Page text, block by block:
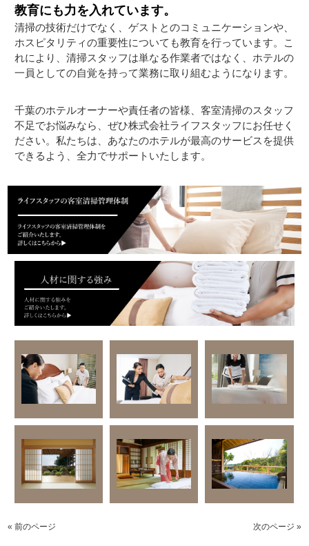
教育にも力を入れています。
清掃の技術だけでなく、ゲストとのコミュニケーションや、
ホスピタリティの重要性についても教育を行っています。こ
れにより、清掃スタッフは単なる作業者ではなく、ホテルの
一員としての自覚を持って業務に取り組むようになります。
千葉のホテルオーナーや責任者の皆様、客室清掃のスタッフ
不足でお悩みなら、ぜひ株式会社ライフスタッフにお任せく
ださい。私たちは、あなたのホテルが最高のサービスを提供
できるよう、全力でサポートいたします。
« 前のページ 次のページ »